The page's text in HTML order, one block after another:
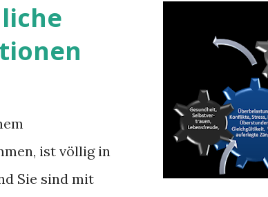
ist völlig in
Sie sind mit